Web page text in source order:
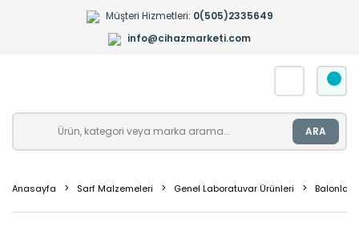
Müşteri Hizmetleri: 0(505)2335649
info@cihazmarketi.com
ARA
Anasayfa Sarf Malzemeleri Genel Laboratuvar Ürünleri Balonlar